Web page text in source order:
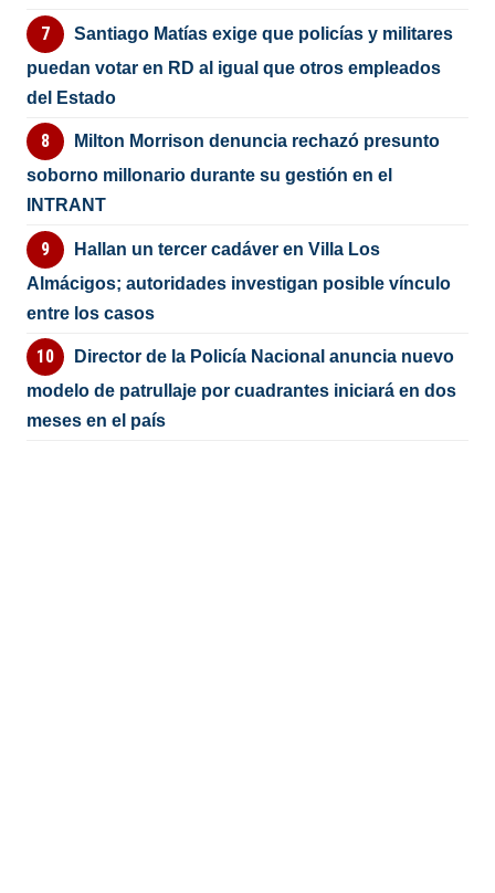
Santiago Matías exige que policías y militares
puedan votar en RD al igual que otros empleados
del Estado
Milton Morrison denuncia rechazó presunto
soborno millonario durante su gestión en el
INTRANT
Hallan un tercer cadáver en Villa Los
Almácigos; autoridades investigan posible vínculo
entre los casos
Director de la Policía Nacional anuncia nuevo
modelo de patrullaje por cuadrantes iniciará en dos
meses en el país